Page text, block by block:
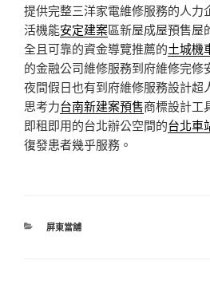
提供完整三洋家電維修服務的人力
活機能安定建案區新屋成屋預售屋
全且可靠的資金導覽推薦的土城機
的金融公司維修服務到府維修完修
夜間假日也有到府維修服務設計超
思考力台南新建案預售商標設計工
即租即用的台北辦公空間的台北車
復發患者幾乎服務。
分
屏東當舖